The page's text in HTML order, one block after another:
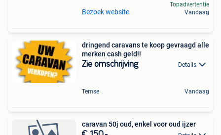
Bezoek website
Topadvertentie
Vandaag
dringend caravans te koop gevraagd alle
merken cash geld!!
Zie omschrijving Details
Temse Vandaag
caravan 50j oud, enkel voor oud ijzer